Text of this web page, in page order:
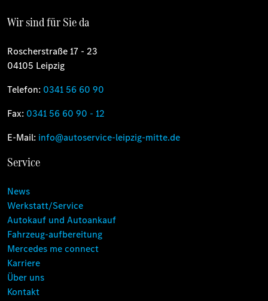
Wir sind für Sie da
Roscherstraße 17 - 23
04105 Leipzig
Telefon: 0341 56 60 90
Fax: 0341 56 60 90 - 12
E-Mail: info@autoservice-leipzig-mitte.de
Service
News
Werkstatt/Service
Autokauf und Autoankauf
Fahrzeug-aufbereitung
Mercedes me connect
Karriere
Über uns
Kontakt